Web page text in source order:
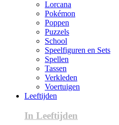
Lorcana
Pokémon
Poppen
Puzzels
School
Speelfiguren en Sets
Spellen
Tassen
Verkleden
Voertuigen
Leeftijden
In Leeftijden